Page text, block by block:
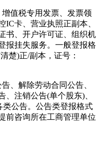
值税专用发票、发票领
IC卡、营业执照正副本、
书、开户许可证、组织机
报挂失服务。一般登报格
楚)正/副本，证号：
、解除劳动合同公告、
注销公告(单个股东)、
公告。公告类登报格式
前咨询所在工商管理单位